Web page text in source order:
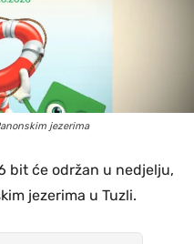
jezerima
bit će održan u nedjelju,
jezerima u Tuzli.